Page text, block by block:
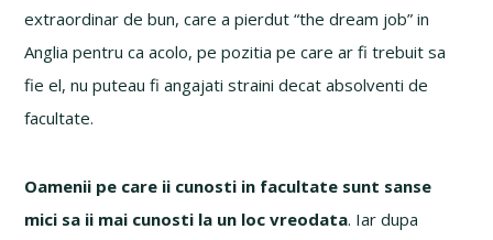
extraordinar de bun, care a pierdut “the dream job” in
Anglia pentru ca acolo, pe pozitia pe care ar fi trebuit sa
fie el, nu puteau fi angajati straini decat absolventi de
facultate.
Oamenii pe care ii cunosti in facultate sunt sanse
mici sa ii mai cunosti la un loc vreodata. Iar dupa